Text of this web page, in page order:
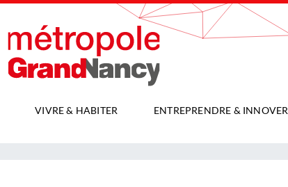
VIVRE & HABITER ENTREPRENDRE & INNOVER